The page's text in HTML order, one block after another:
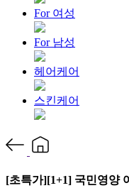
For 여성
For 남성
헤어케어
스킨케어
[초특가][1+1] 국민영양